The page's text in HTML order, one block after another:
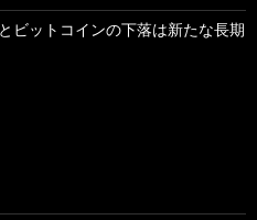
ビットコインの下落は新たな長期